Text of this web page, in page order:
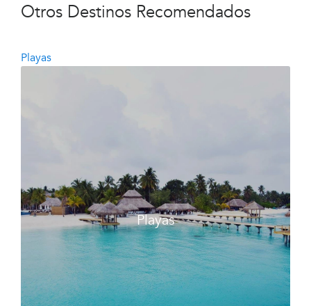
Otros Destinos Recomendados
Playas
Playas